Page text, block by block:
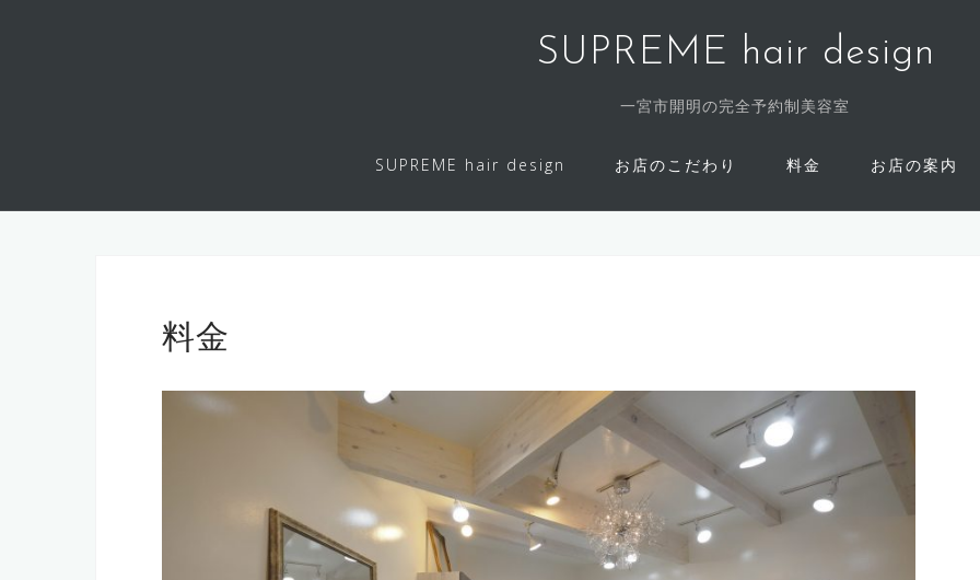
キ
SUPREME hair design
一宮市開明の完全予約制美容室
SUPREME hair design お店のこだわり 料金 お店の案内
料金